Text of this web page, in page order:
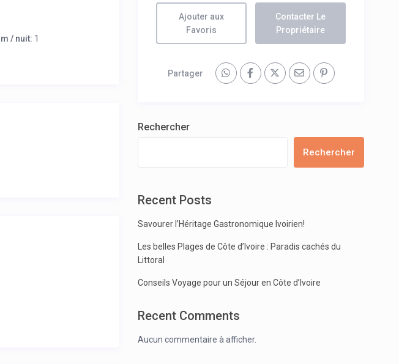
/ nuit: 1
Ajouter aux
Favoris
Contacter Le
Propriétaire
Partager
Rechercher
Rechercher
Recent Posts
Savourer l’Héritage Gastronomique Ivoirien!
Les belles Plages de Côte d’Ivoire : Paradis cachés du
Littoral
Conseils Voyage pour un Séjour en Côte d’Ivoire
Recent Comments
Aucun commentaire à afficher.